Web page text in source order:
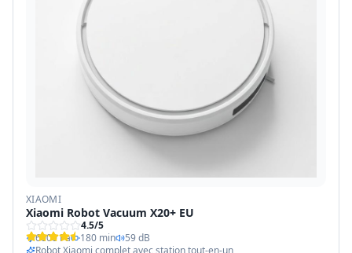
XIAOMI
Xiaomi Robot Vacuum X20+ EU
4.5/5
6000 Pa
180 min
59 dB
Robot Xiaomi complet avec station tout-en-un